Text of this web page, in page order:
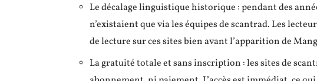
Le décalage linguistique historique : pendant des
n’existaient que via les équipes de scantrad. Les
de lecture sur ces sites bien avant l’apparition de
La gratuité totale et sans inscription : les sites de